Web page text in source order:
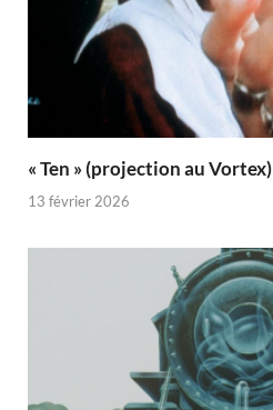
« Ten » (projection au Vortex)
13 février 2026